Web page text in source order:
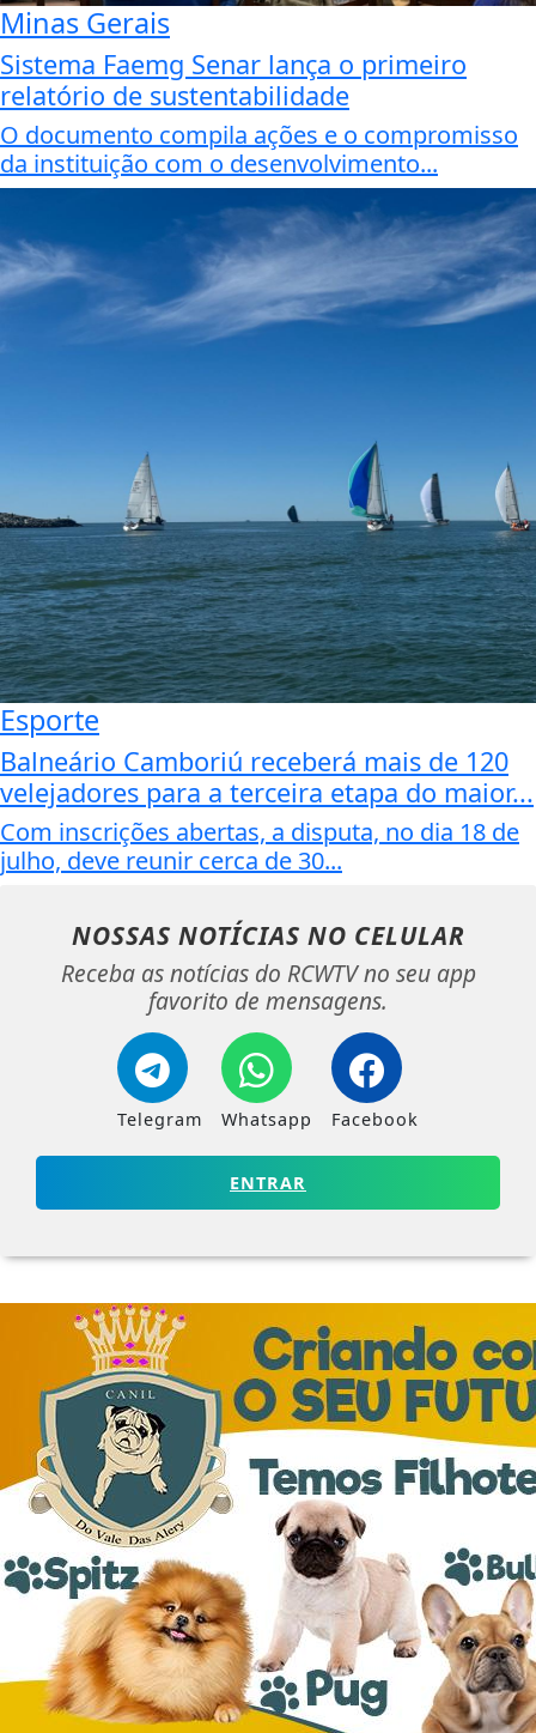
Minas Gerais
Sistema Faemg Senar lança o primeiro
relatório de sustentabilidade
O documento compila ações e o compromisso
da instituição com o desenvolvimento...
Esporte
Balneário Camboriú receberá mais de 120
velejadores para a terceira etapa do maior...
Com inscrições abertas, a disputa, no dia 18 de
julho, deve reunir cerca de 30...
NOSSAS NOTÍCIAS NO CELULAR
Receba as notícias do RCWTV no seu app
favorito de mensagens.
Telegram Whatsapp Facebook
ENTRAR